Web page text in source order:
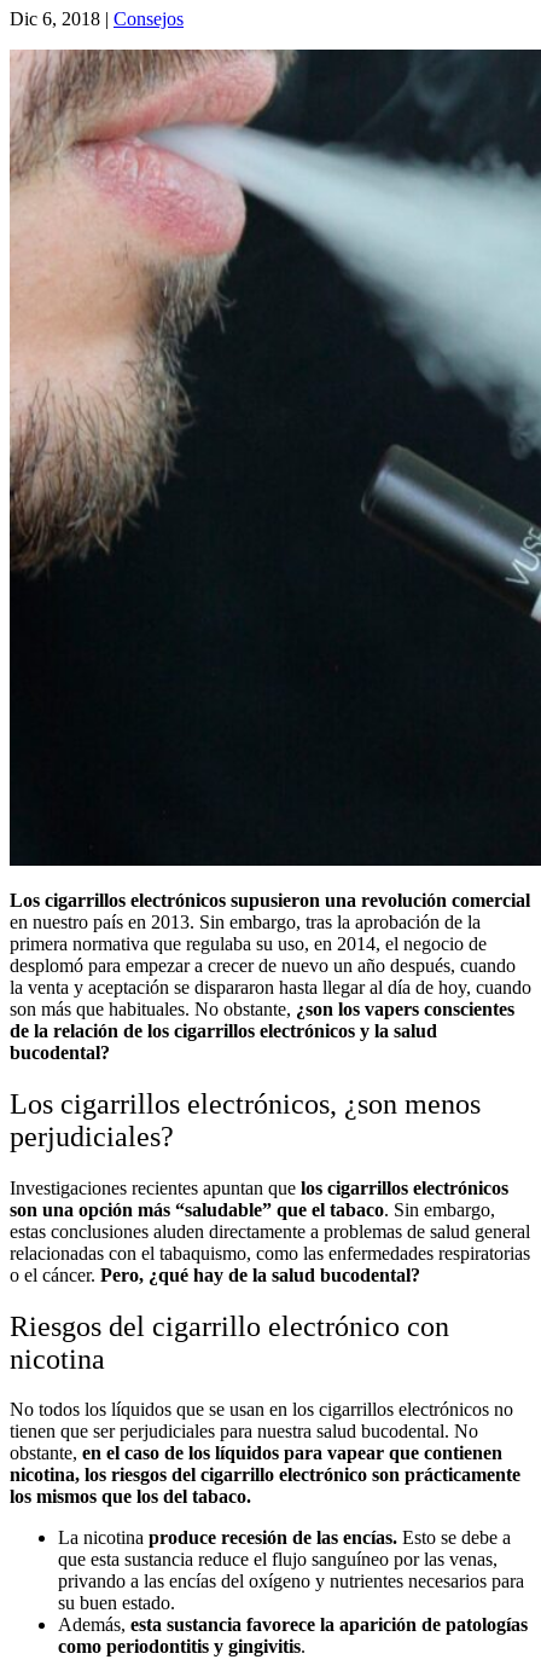
Dic 6, 2018 | Consejos
Los cigarrillos electrónicos supusieron una revolución comercial
en nuestro país en 2013. Sin embargo, tras la aprobación de la
primera normativa que regulaba su uso, en 2014, el negocio de
desplomó para empezar a crecer de nuevo un año después, cuando
la venta y aceptación se dispararon hasta llegar al día de hoy, cuando
son más que habituales. No obstante, ¿son los vapers conscientes
de la relación de los cigarrillos electrónicos y la salud
bucodental?
Los cigarrillos electrónicos, ¿son menos
perjudiciales?
Investigaciones recientes apuntan que los cigarrillos electrónicos
son una opción más “saludable” que el tabaco. Sin embargo,
estas conclusiones aluden directamente a problemas de salud general
relacionadas con el tabaquismo, como las enfermedades respiratorias
o el cáncer. Pero, ¿qué hay de la salud bucodental?
Riesgos del cigarrillo electrónico con
nicotina
No todos los líquidos que se usan en los cigarrillos electrónicos no
tienen que ser perjudiciales para nuestra salud bucodental. No
obstante, en el caso de los líquidos para vapear que contienen
nicotina, los riesgos del cigarrillo electrónico son prácticamente
los mismos que los del tabaco.
La nicotina produce recesión de las encías. Esto se debe a
que esta sustancia reduce el flujo sanguíneo por las venas,
privando a las encías del oxígeno y nutrientes necesarios para
su buen estado.
Además, esta sustancia favorece la aparición de patologías
como periodontitis y gingivitis.